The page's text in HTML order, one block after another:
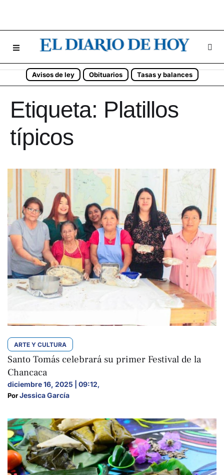
Avisos de ley Obituarios Tasas y balances
Etiqueta: Platillos
típicos
ARTE Y CULTURA
Santo Tomás celebrará su primer Festival de la
Chancaca
diciembre 16, 2025 | 09:12,
Por Jessica García